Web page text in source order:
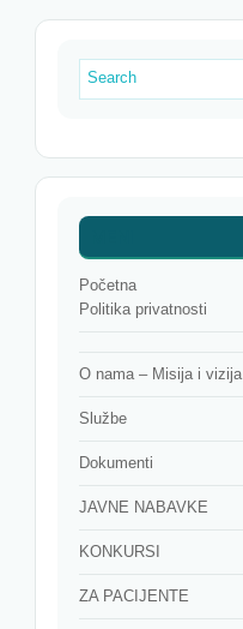
Početna
Politika privatnosti
O nama – Misija i vizija
Službe
Dokumenti
JAVNE NABAVKE
KONKURSI
ZA PACIJENTE